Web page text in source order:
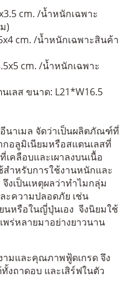
cm. /น้ำหนักเฉพาะ
)
cm. /น้ำหนักเฉพาะสินค้า
cm. /น้ำหนักเฉพาะ
ลส ขนาด: L21*W16.5
นาเมล จัดว่าเป็นผลิตภัณฑ์ที่
อลูมิเนียมหรือสแตนเลสที่
คลือบและเผาลงบนเนื้อ
ำหรับการใช้งานหนักและ
งเป็นเหตุผลว่าทำไมกลุ่ม
ะความปลอดภัย เช่น
นหรือในญี่ปุ่นเอง จีงนิยมใช้
ร่หลายมาอย่างยาวนาน
ามและคุณภาพฟู้ดเกรด จึง
งถาดอบ และเสิร์ฟในตัว